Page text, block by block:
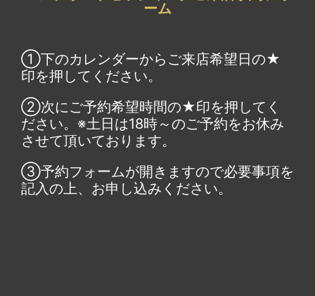
ーム
①下のカレンダーからご来店希望日の★
印を押してください。
②次にご予約希望時間の★印を押してく
ださい。※土日は18時～のご予約をお休み
させて頂いております。
③予約フォームが開きますので必要事項を
記入の上、お申し込みください。